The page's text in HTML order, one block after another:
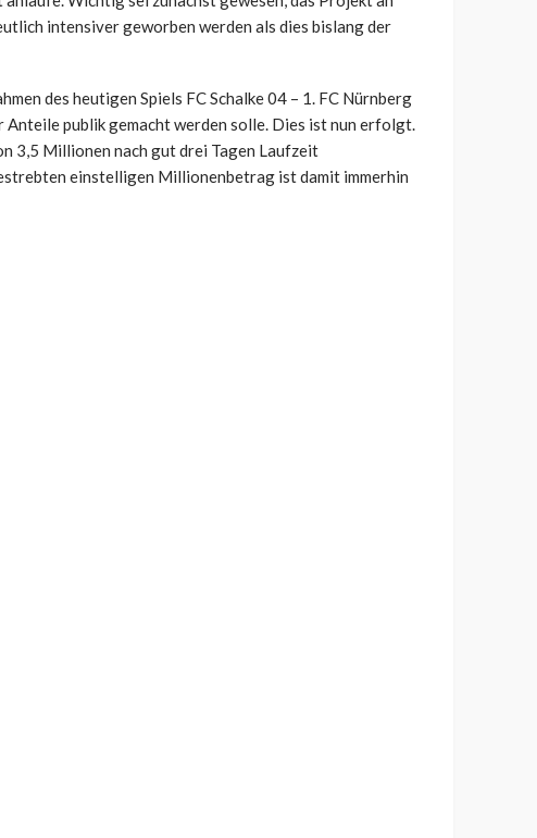
intensiver geworben werden als dies bislang der
des heutigen Spiels FC Schalke 04 – 1. FC Nürnberg
Anteile publik gemacht werden solle. Dies ist nun erfolgt.
3,5 Millionen nach gut drei Tagen Laufzeit
einstelligen Millionenbetrag ist damit immerhin